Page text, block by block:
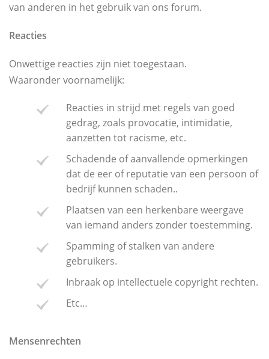
van anderen in het gebruik van ons forum.
Reacties
Onwettige reacties zijn niet toegestaan.
Waaronder voornamelijk:
Reacties in strijd met regels van goed
gedrag, zoals provocatie, intimidatie,
aanzetten tot racisme, etc.
Schadende of aanvallende opmerkingen
dat de eer of reputatie van een persoon of
bedrijf kunnen schaden..
Plaatsen van een herkenbare weergave
van iemand anders zonder toestemming.
Spamming of stalken van andere
gebruikers.
Inbraak op intellectuele copyright rechten.
Etc…
Mensenrechten